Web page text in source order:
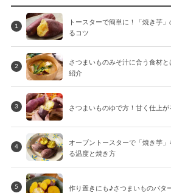
1
トースターで簡単に！「焼き芋
るコツ
2
さつまいものみそ汁に合う食材
紹介
3 さつまいものゆで方！甘く仕上が
4
オーブントースターで「焼き芋
る温度と焼き方
5 作り置きにも♪さつまいものバタ